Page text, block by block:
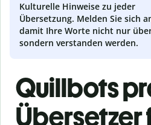
Kulturelle Hinweise zu jeder
Übersetzung. Melden Sie sich
damit Ihre Worte nicht nur
sondern verstanden werden.
Quillbots
Übersetzer